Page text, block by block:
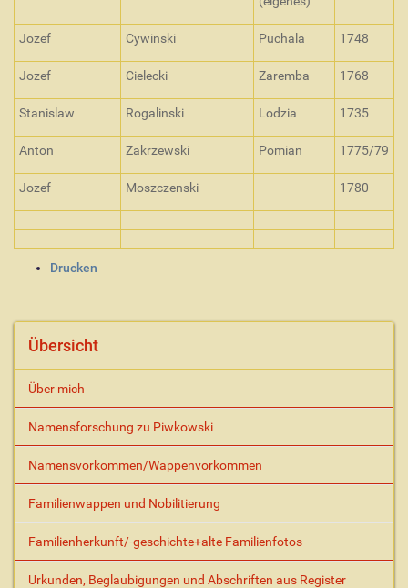
Jozef Cywinski Puchala 1748
Jozef Cielecki Zaremba 1768
Stanislaw Rogalinski Lodzia 1735
Anton Zakrzewski Pomian 1775/79
Jozef Moszczenski 1780
a
e
i
i
c
e
Drucken
Übersicht
Über mich
Namensforschung zu Piwkowski
Namensvorkommen/Wappenvorkommen
Familienwappen und Nobilitierung
Familienherkunft/-geschichte+alte Familienfotos
Urkunden, Beglaubigungen und Abschriften aus Register